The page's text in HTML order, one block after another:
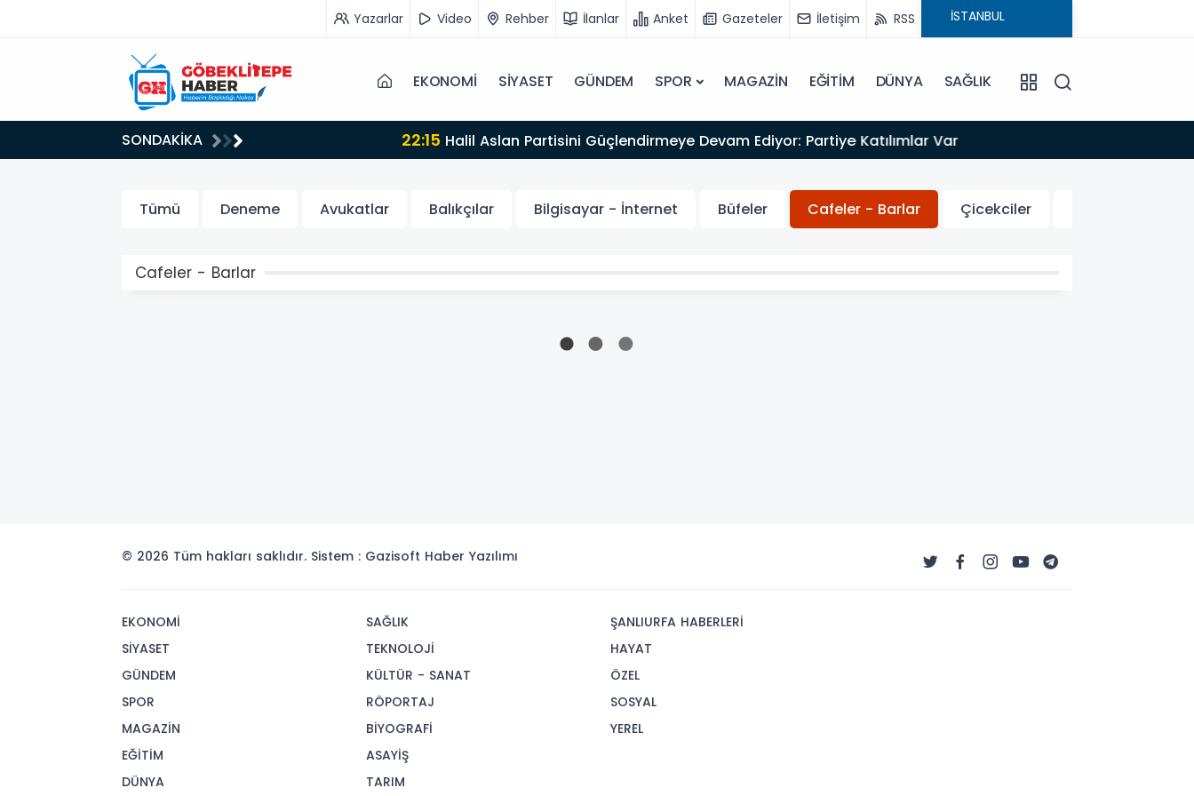
Yazarlar Video Rehber İlanlar Anket Gazeteler İletişim RSS
EKONOMİ SİYASET GÜNDEM SPOR MAGAZİN EĞİTİM DÜNYA SAĞLIK
SONDAKİKA
Danışmanlığı Halil Aslan Partisini Güçlendirmeye Devam Ediyor: Partiye Katılımlar Var
Tümü Deneme Avukatlar Balıkçılar Bilgisayar - İnternet Büfeler Cafeler - Barlar Çicekciler
Cafeler - Barlar
© 2026 Tüm hakları saklıdır. Sistem : Gazisoft Haber Yazılımı
EKONOMİ
SİYASET
GÜNDEM
SPOR
MAGAZİN
EĞİTİM
DÜNYA
SAĞLIK
TEKNOLOJİ
KÜLTÜR - SANAT
RÖPORTAJ
BİYOGRAFİ
ASAYİŞ
TARIM
ŞANLIURFA HABERLERİ
HAYAT
ÖZEL
SOSYAL
YEREL